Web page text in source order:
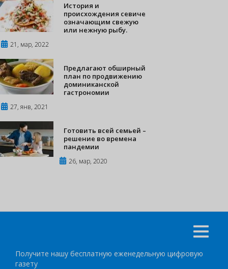
История и
происхождения севиче
означающим свежую
или нежную рыбу.
21, мар, 2022
Предлагают обширный
план по продвижению
доминиканской
гастрономии
27, янв, 2021
Готовить всей семьей –
решение во времена
пандемии
26, мар, 2020
Получите нашу бесплатную еженедельную цифровую
газету